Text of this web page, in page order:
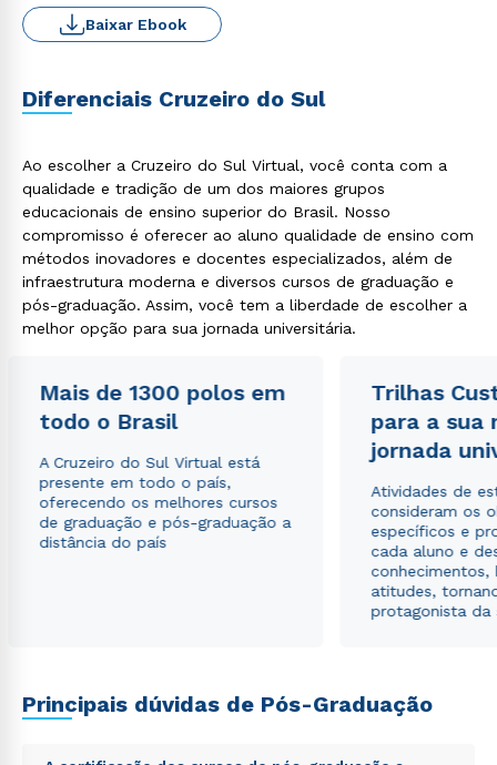
Baixar Ebook
Diferenciais Cruzeiro do Sul
Ao escolher a Cruzeiro do Sul Virtual, você conta com a
qualidade e tradição de um dos maiores grupos
educacionais de ensino superior do Brasil. Nosso
compromisso é oferecer ao aluno qualidade de ensino com
métodos inovadores e docentes especializados, além de
infraestrutura moderna e diversos cursos de graduação e
pós-graduação. Assim, você tem a liberdade de escolher a
melhor opção para sua jornada universitária.
Mais de 1300 polos em
todo o Brasil
A Cruzeiro do Sul Virtual está
presente em todo o país,
oferecendo os melhores cursos
de graduação e pós-graduação a
distância do país
Trilhas
para a sua
jornada
Atividades de
consideram os
específicos e
cada aluno e
conhecimentos,
atitudes,
protagonista da
Principais dúvidas de Pós-Graduação